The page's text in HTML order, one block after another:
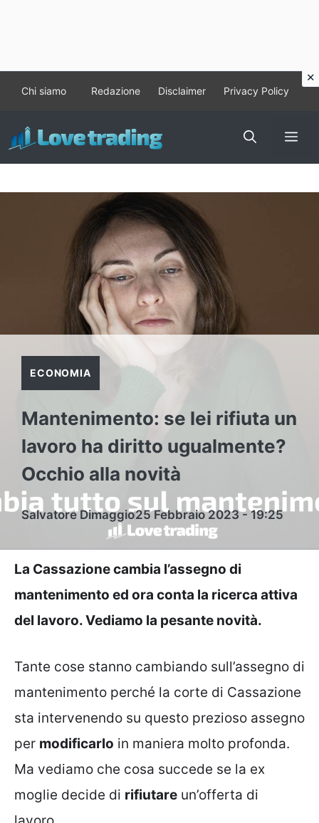
contenuto
Chi siamo Redazione Disclaimer Privacy Policy
ECONOMIA
Mantenimento: se lei rifiuta un
lavoro ha diritto ugualmente?
Occhio alla novità
Salvatore Dimaggio25 Febbraio 2023 - 19:25
La Cassazione cambia l’assegno di
mantenimento ed ora conta la ricerca attiva
del lavoro. Vediamo la pesante novità.
Tante cose stanno cambiando sull’assegno di
mantenimento perché la corte di Cassazione
sta intervenendo su questo prezioso assegno
per modificarlo in maniera molto profonda.
Ma vediamo che cosa succede se la ex
moglie decide di rifiutare un’offerta di